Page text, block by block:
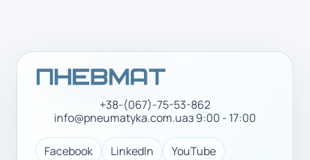
+38-(067)-75-53-862
info@pneumatyka.com.uaз 9:00 - 17:00
Facebook LinkedIn YouTube